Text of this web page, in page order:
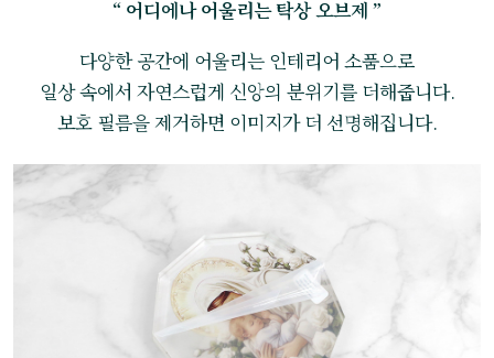
“ 어디에나 어울리는 탁상 오브제 ”
다양한 공간에 어울리는 인테리어 소품으로
일상 속에서 자연스럽게 신앙의 분위기를 더해줍니다.
보호 필름을 제거하면 이미지가 더 선명해집니다.